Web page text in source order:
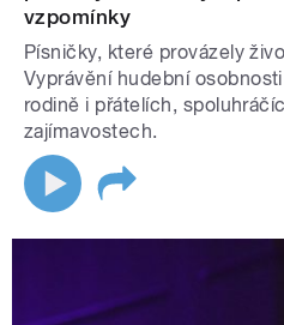
vzpomínky
Písničky, které provázely
Vyprávění hudební
rodině i přátelích,
zajímavostech.